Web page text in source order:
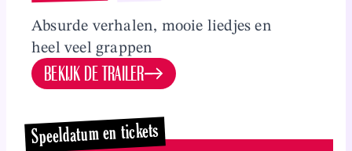
Overslaan en naar inhoud gaan
Absurde verhalen, mooie liedjes en
heel veel grappen
BEKIJK DE TRAILER
Speeldatum en tickets